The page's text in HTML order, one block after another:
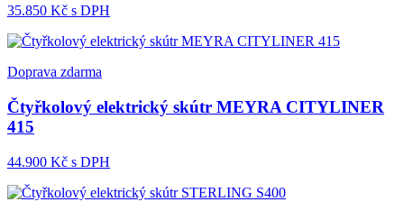
35.850 Kč s DPH
Doprava zdarma
Čtyřkolový elektrický skútr MEYRA CITYLINER
415
44.900 Kč s DPH